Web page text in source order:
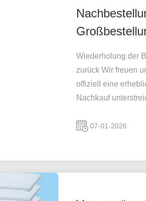
Wiederholung der
zurück Wir freuen
offiziell eine
Nachkauf
07-01-2026